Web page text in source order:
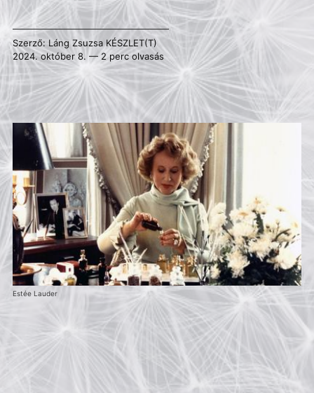
Szerző: Láng Zsuzsa KÉSZLET(T)
2024. október 8. — 2 perc olvasás
Estée Lauder